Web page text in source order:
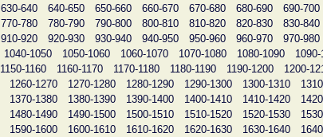
630-640 640-650 650-660 660-670 670-680 680-690 690-700
770-780 780-790 790-800 800-810 810-820 820-830 830-840
910-920 920-930 930-940 940-950 950-960 960-970 970-980
1040-1050 1050-1060 1060-1070 1070-1080 1080-1090
1090-
1150-1160 1160-1170 1170-1180 1180-1190 1190-1200
1200-
1260-1270 1270-1280 1280-1290 1290-1300 1300-1310
1370-1380 1380-1390 1390-1400 1400-1410 1410-1420
1480-1490 1490-1500 1500-1510 1510-1520 1520-1530
1590-1600 1600-1610 1610-1620 1620-1630 1630-1640